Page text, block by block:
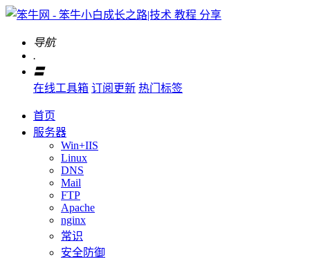
导航
.
〓
在线工具箱 订阅更新 热门标签
首页
服务器
Win+IIS
Linux
DNS
Mail
FTP
Apache
nginx
常识
安全防御